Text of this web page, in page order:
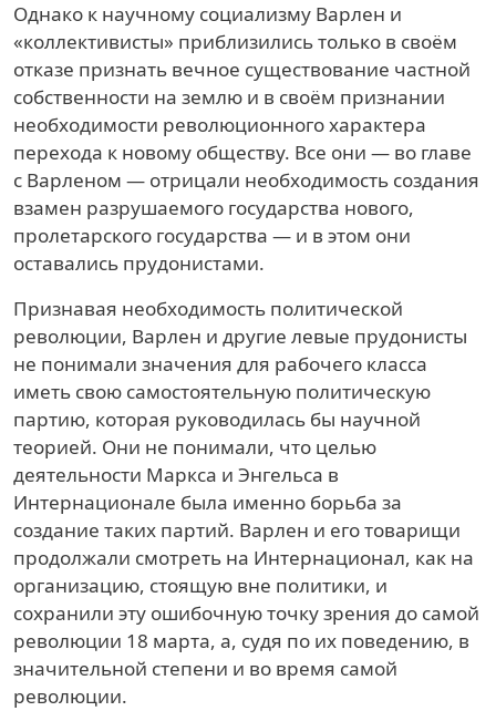
Однако к научному социализму Варлен и
«коллективисты» приблизились только в своём
отказе признать вечное существование частной
собственности на землю и в своём признании
необходимости революционного характера
перехода к новому обществу. Все они — во главе
с Варленом — отрицали необходимость создания
взамен разрушаемого государства нового,
пролетарского государства — и в этом они
оставались прудонистами.
Признавая необходимость политической
революции, Варлен и другие левые прудонисты
не понимали значения для рабочего класса
иметь свою самостоятельную политическую
партию, которая руководилась бы научной
теорией. Они не понимали, что целью
деятельности Маркса и Энгельса в
Интернационале была именно борьба за
создание таких партий. Варлен и его товарищи
продолжали смотреть на Интернационал, как на
организацию, стоящую вне политики, и
сохранили эту ошибочную точку зрения до самой
революции 18 марта, а, судя по их поведению, в
значительной степени и во время самой
революции.